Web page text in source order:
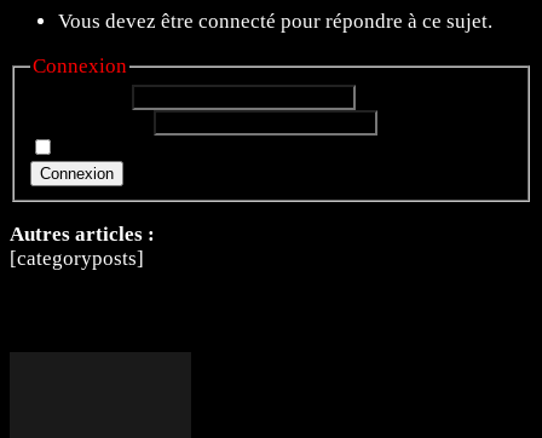
Vous devez être connecté pour répondre à ce sujet.
Connexion
Connexion
Autres articles :
[categoryposts]